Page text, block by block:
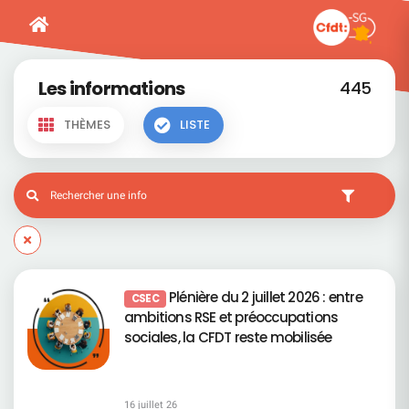
Les informations 445
THÈMES LISTE
CSEC Plénière du 2 juillet 2026 : entre
ambitions RSE et préoccupations
sociales, la CFDT reste mobilisée
16 juillet 26